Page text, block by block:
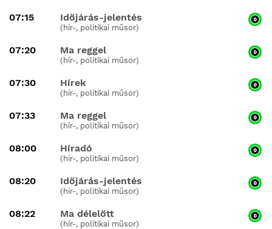
07:15 Időjárás-jelentés
(hír-, politikai műsor)
07:20 Ma reggel
(hír-, politikai műsor)
07:30 Hírek
(hír-, politikai műsor)
07:33 Ma reggel
(hír-, politikai műsor)
08:00 Híradó
(hír-, politikai műsor)
08:20 Időjárás-jelentés
(hír-, politikai műsor)
08:22 Ma délelőtt
(hír-, politikai műsor)